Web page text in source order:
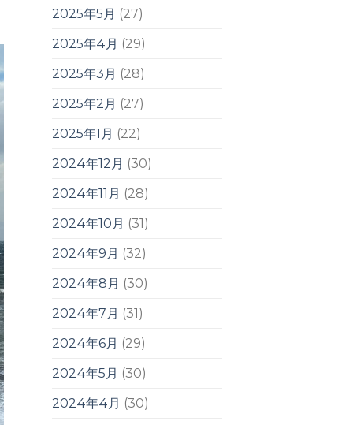
2025年5月 (27)
2025年4月 (29)
2025年3月 (28)
2025年2月 (27)
2025年1月 (22)
2024年12月 (30)
2024年11月 (28)
2024年10月 (31)
2024年9月 (32)
2024年8月 (30)
2024年7月 (31)
2024年6月 (29)
2024年5月 (30)
2024年4月 (30)